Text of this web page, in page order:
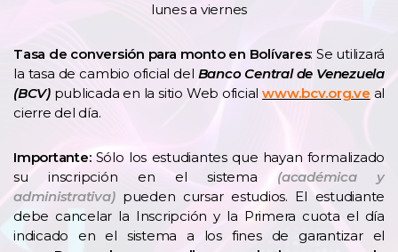
lunes a viernes
Tasa de conversión para monto en Bolívares: Se utilizará
la tasa de cambio oficial del Banco Central de Venezuela
(BCV)publicada en la sitio Web oficialwww.bcv.org.ve al
cierre del día.
Importante:Sólo los estudiantes que hayan formalizado
su inscripción en el sistema (académica y
administrativa)pueden cursar estudios. El estudiante
debe cancelar la Inscripción y la Primera cuota el día
indicado en el sistema a los fines de garantizar el